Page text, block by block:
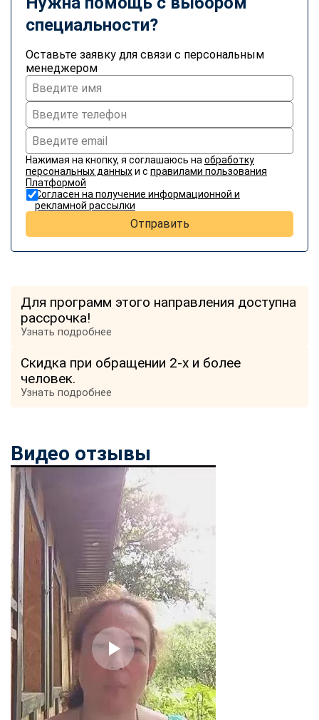
специальности?
Оставьте заявку для связи с персональным
менеджером
Нажимая на кнопку, я соглашаюсь на обработку
персональных данныхи с правилами пользования
Платформой
Согласен на получение информационной и
рекламной рассылки
Отправить
Для программ этого направления доступна
рассрочка!
Узнать подробнее
Скидка при обращении 2-х и более
человек.
Узнать подробнее
Видео отзывы